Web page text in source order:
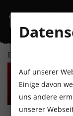
EVENTKALENDER
DO
6
AUGUST
FR
7
Auf unserer
Einige davon
uns andere
unserer